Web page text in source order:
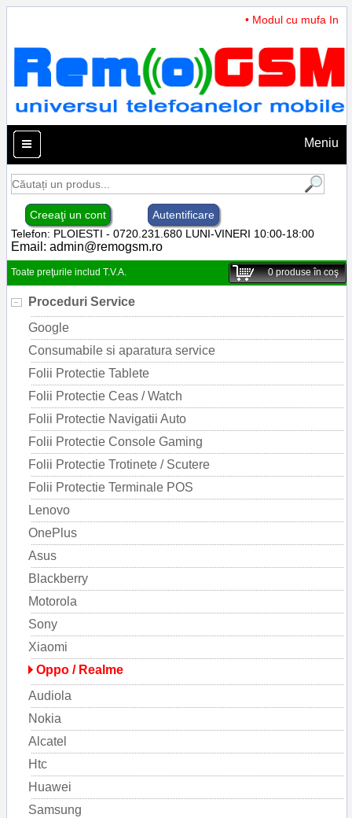
• Modul cu mufa
Meniu
Creeaţi un cont
Autentificare
Telefon: PLOIESTI - 0720.231.680 LUNI-VINERI 10:00-18:00
Email: admin@remogsm.ro
Toate preţurile includ T.V.A. 0produse în coş
Proceduri Service
Google
Consumabile si aparatura service
Folii Protectie Tablete
Folii Protectie Ceas / Watch
Folii Protectie Navigatii Auto
Folii Protectie Console Gaming
Folii Protectie Trotinete / Scutere
Folii Protectie Terminale POS
Lenovo
OnePlus
Asus
Blackberry
Motorola
Sony
Xiaomi
Oppo / Realme
Audiola
Nokia
Alcatel
Htc
Huawei
Samsung